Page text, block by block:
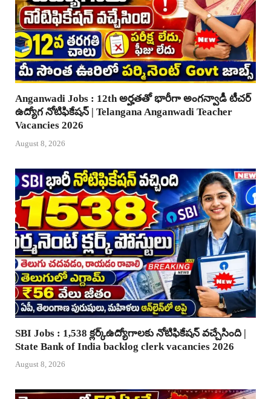
Anganwadi Jobs : 12th అర్హతతో భారీగా అంగన్వాడీ టీచర్
ఉద్యోగ నోటిఫికేషన్ | Telangana Anganwadi Teacher
Vacancies 2026
August 8, 2026
SBI Jobs : 1,538 క్లర్క్ఉద్యోగాలకు నోటిఫికేషన్ వచ్చేసింది |
State Bank of India backlog clerk vacancies 2026
August 8, 2026